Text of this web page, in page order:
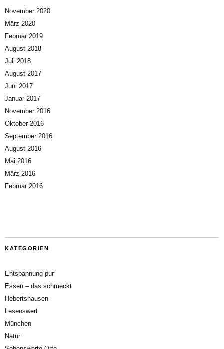
November 2020
März 2020
Februar 2019
August 2018
Juli 2018
August 2017
Juni 2017
Januar 2017
November 2016
Oktober 2016
September 2016
August 2016
Mai 2016
März 2016
Februar 2016
KATEGORIEN
Entspannung pur
Essen – das schmeckt
Hebertshausen
Lesenswert
München
Natur